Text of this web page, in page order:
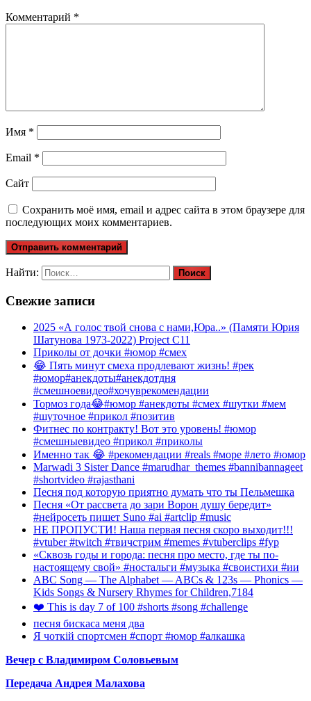
Комментарий *
Имя *
Email *
Сайт
Сохранить моё имя, email и адрес сайта в этом браузере для
последующих моих комментариев.
Найти:
Свежие записи
2025 «А голос твой снова с нами,Юра..» (Памяти Юрия
Шатунова 1973-2022) Project C11
Приколы от дочки #юмор #смех
😂 Пять минут смеха продлевают жизнь! #рек
#юмор#анекдоты#анекдотдня
#смешноевидео#хочуврекомендации
Тормоз года😂#юмор #анекдоты #смех #шутки #мем
#шуточное #прикол #позитив
Фитнес по контракту! Вот это уровень! #юмор
#смешныевидео #прикол #приколы
Именно так 😂 #рекомендации #reals #море #лето #юмор
Marwadi 3 Sister Dance #marudhar_themes #bannibannageet
#shortvideo #rajasthani
Песня под которую приятно думать что ты Пельмешка
Песня «От рассвета до зари Ворон душу бередит»
#нейросеть пишет Suno #ai #artclip #music
НЕ ПРОПУСТИ! Наша первая песня скоро выходит!!!
#vtuber #twitch #твичстрим #memes #vtuberclips #fyp
«Сквозь годы и города: песня про место, где ты по-
настоящему свой» #ностальги #музыка #своистихи #ии
ABC Song — The Alphabet — ABCs & 123s — Phonics —
Kids Songs & Nursery Rhymes for Children,7184
❤️ This is day 7 of 100 #shorts #song #challenge
песня бискаса меня два
Я чоткій спортсмен #спорт #юмор #алкашка
Вечер с Владимиром Соловьевым
Передача Андрея Малахова